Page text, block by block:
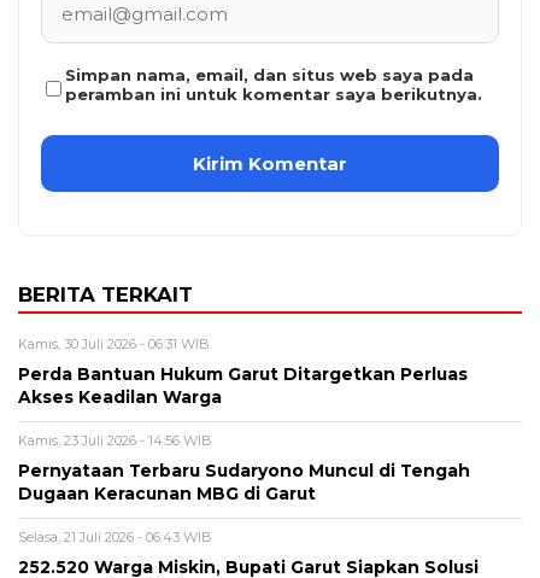
Simpan nama, email, dan situs web saya pada
peramban ini untuk komentar saya berikutnya.
BERITA TERKAIT
Kamis, 30 Juli 2026 - 06:31 WIB
Perda Bantuan Hukum Garut Ditargetkan Perluas
Akses Keadilan Warga
Kamis, 23 Juli 2026 - 14:56 WIB
Pernyataan Terbaru Sudaryono Muncul di Tengah
Dugaan Keracunan MBG di Garut
Selasa, 21 Juli 2026 - 06:43 WIB
252.520 Warga Miskin, Bupati Garut Siapkan Solusi